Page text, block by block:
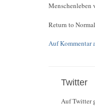
Menschenleben
Return to
Auf Kommentar
Twitter
Auf Twitter